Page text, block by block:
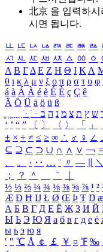
北京 을 입력하시
시면 됩니다.
ㅥ ㅦ ㅧ ㅨ ㅩ ㅪ ㅫ ㅬ
ㅺ ㅻ ㅼ ㅽ ㅾ ㅿ ㆀ ㆁ
Α Β ΓΔ Ε Ζ Η Θ Ι ΚΛ
θ ι κ λ μ ν ξ ο π ρ σ τ υ φ
á à Á À é è É È ç Ç ê
Ä Ö Ü ä ö ü ß
ִֶֹ ֻּ ׁׂ ש ץ ת צ מ נ ה ב
‘ ’ “ ” 〔 〕 〈 〉 「 」
± × ÷ ≠ ≤ ≥ ∞ ∴ ♂ ♀ ∠
⊆ ⊇ ⊂ ⊃ ∪ ∩ ∧ ∨ ￢
、
。 · ‥ … ¨ 〃 ― ＼
；
？ ＾ ｀
½ ⅓ ⅔ ¼ ¾ ⅛ ⅜ ⅝ ⅞ ¹ ²
Æ Ð Ħ Ĳ Ł Ø Œ Þ Ŧ Ŋ æ
А Б В Г Д Е Ё Ж З И Й
Ы Ь Э Ю Я а б в г д е ё
ы ь э ю я
′ ″ ℃ Å ￠ ￡ ￥ ¤ ℉ ‰